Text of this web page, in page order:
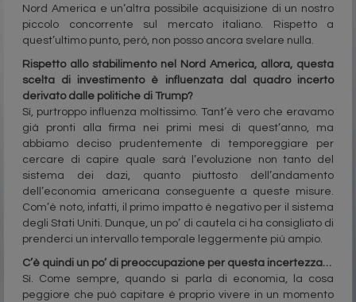
Nord America e un’altra possibile acquisizione di un nostro
piccolo concorrente sul mercato italiano. Rispetto a
quest’ultimo punto, però, non posso ancora svelare nulla.
Rispetto allo stabilimento nel Nord America, allora, questa
scelta di investimento è
influenzata dal quadro incerto
derivato dalle politiche di Trump?
Sì, purtroppo influenza moltissimo. Tant’è vero che eravamo
già pronti alla firma nei primi mesi di quest’anno, ma
abbiamo deciso prudentemente di temporeggiare per
cercare di capire quale sarà l’evoluzione non tanto del
sistema dei dazi, quanto piuttosto dell’andamento
dell’economia americana conseguente a queste misure.
Com’è noto, infatti, il primo impatto è negativo per il sistema
degli Stati Uniti. Dunque, un po’ di cautela ci ha consigliato di
prenderci un intervallo temporale leggermente più ampio.
C’è quindi un po’ di preoccupazione per questa incertezza…
Sì. Come sempre, quando si parla di economia, la cosa
peggiore che può capitare è proprio vivere in un momento